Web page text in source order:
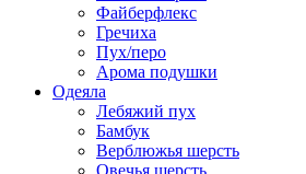
Файберфлекс
Гречиха
Пух/перо
Арома подушки
Одеяла
Лебяжий пух
Бамбук
Верблюжья шерсть